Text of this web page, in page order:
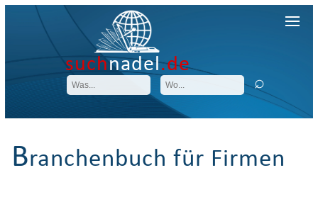
suchnadel.de
Branchenbuch für Firmen